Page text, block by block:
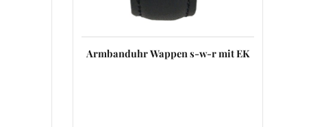
Armbanduhr Wappen s-w-r mit EK